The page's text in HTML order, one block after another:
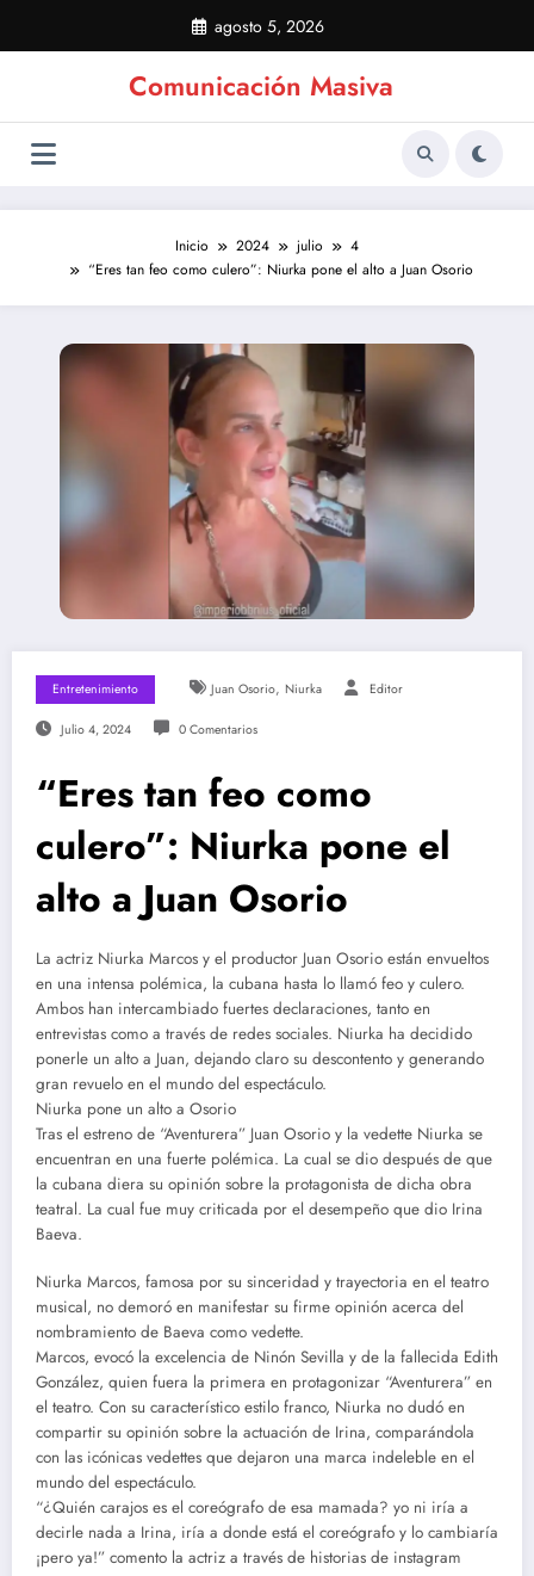
contenido
agosto 5, 2026
Comunicación Masiva
Inicio 2024 julio
4
“Eres tan feo como culero”: Niurka pone el alto a Juan Osorio
Entretenimiento Juan Osorio, Niurka Editor
Julio 4, 2024 0 Comentarios
“Eres tan feo como
culero”: Niurka pone el
alto a Juan Osorio
La actriz Niurka Marcos y el productor Juan Osorio están envueltos
en una intensa polémica, la cubana hasta lo llamó feo y culero.
Ambos han intercambiado fuertes declaraciones, tanto en
entrevistas como a través de redes sociales. Niurka ha decidido
ponerle un alto a Juan, dejando claro su descontento y generando
gran revuelo en el mundo del espectáculo.
Niurka pone un alto a Osorio
Tras el estreno de “Aventurera” Juan Osorio y la vedette Niurka se
encuentran en una fuerte polémica. La cual se dio después de que
la cubana diera su opinión sobre la protagonista de dicha obra
teatral. La cual fue muy criticada por el desempeño que dio Irina
Baeva.
Niurka Marcos, famosa por su sinceridad y trayectoria en el teatro
musical, no demoró en manifestar su firme opinión acerca del
nombramiento de Baeva como vedette.
Marcos, evocó la excelencia de Ninón Sevilla y de la fallecida Edith
González, quien fuera la primera en protagonizar “Aventurera” en
el teatro. Con su característico estilo franco, Niurka no dudó en
compartir su opinión sobre la actuación de Irina, comparándola
con las icónicas vedettes que dejaron una marca indeleble en el
mundo del espectáculo.
“¿Quién carajos es el coreógrafo de esa mamada? yo ni iría a
decirle nada a Irina, iría a donde está el coreógrafo y lo cambiaría
¡pero ya!” comento la actriz a través de historias de instagram